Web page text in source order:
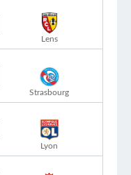
Lens
Strasbourg
Lyon